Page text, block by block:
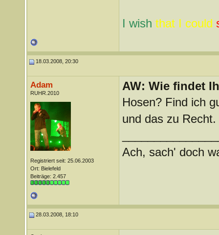
I wish that I could
18.03.2008, 20:30
Adam
RUHR.2010
Registriert seit: 25.06.2003
Ort: Bielefeld
Beiträge: 2.457
AW: Wie findet
Hosen? Find ich
und das zu Recht.
Ach, sach' doch
28.03.2008, 18:10